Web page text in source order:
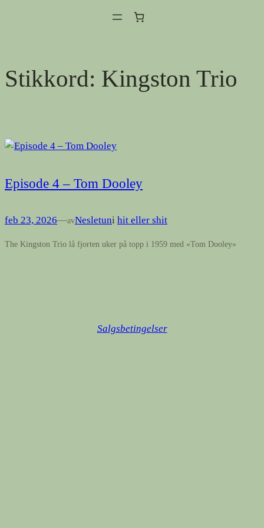
Stikkord: Kingston Trio
Episode 4 – Tom Dooley
feb 23, 2026—avNesletuni hit eller shit
The Kingston Trio lå fjorten uker på topp i 1959 med «Tom Dooley»
Salgsbetingelser